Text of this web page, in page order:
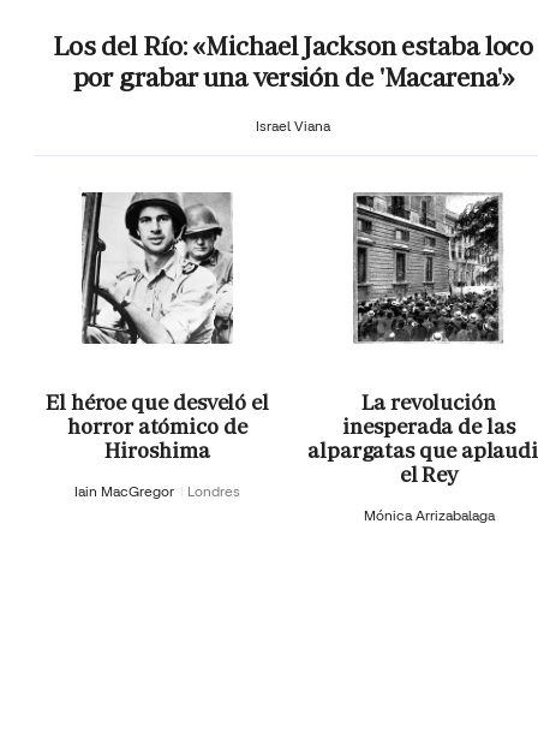
Los del Río: «Michael Jackson estaba loco
por grabar una versión de 'Macarena'»
Israel Viana
El héroe que desveló el
horror atómico de
Hiroshima
Iain MacGregor Londres
La revolución
inesperada de las
alpargatas que
el Rey
Mónica Arrizabalaga